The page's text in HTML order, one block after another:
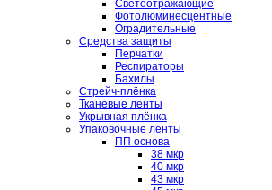
Светоотражающие
Фотолюминесцентные
Оградительные
Средства защиты
Перчатки
Респираторы
Бахилы
Стрейч-плёнка
Тканевые ленты
Укрывная плёнка
Упаковочные ленты
ПП основа
38 мкр
40 мкр
43 мкр